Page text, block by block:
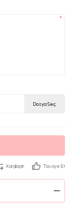
*
Dosya Seç
Karşılaştır Tavsiye Et